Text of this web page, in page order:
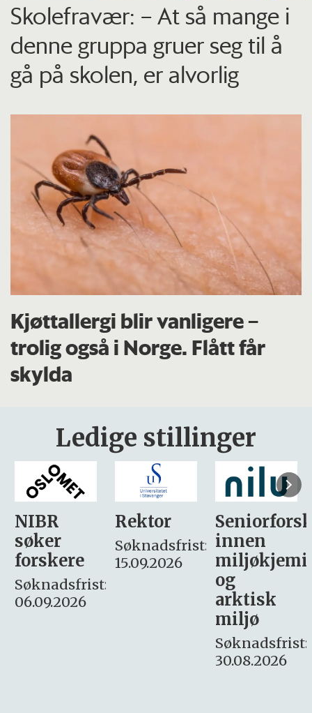
Skolefravær: – At så mange i
denne gruppa gruer seg til å
gå på skolen, er alvorlig
Kjøttallergi blir vanligere –
trolig også i Norge. Flått får
skylda
Ledige stillinger
Rektor
Søknadsfrist:
15.09.2026
Seniorforsker
innen
miljøkjemi
søker
– fast
Søknadsfrist:
16. august.